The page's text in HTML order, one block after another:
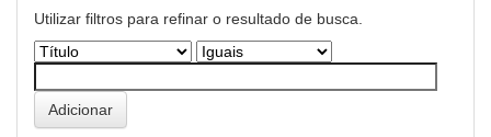
Utilizar filtros para refinar o resultado de busca.